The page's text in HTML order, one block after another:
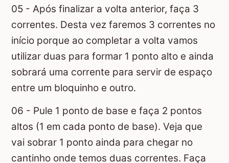
05 - Após finalizar a volta anterior, faça 3
correntes. Desta vez faremos 3 correntes no
início porque ao completar a volta vamos
utilizar duas para formar 1 ponto alto e ainda
sobrará uma corrente para servir de espaço
entre um bloquinho e outro.
06 - Pule 1 ponto de base e faça 2 pontos
altos (1 em cada ponto de base). Veja que
vai sobrar 1 ponto ainda para chegar no
cantinho onde temos duas correntes. Faça